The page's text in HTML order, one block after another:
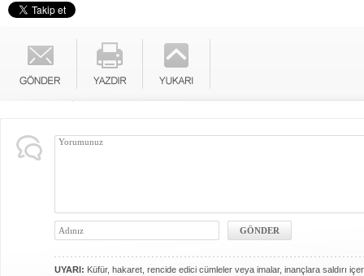
UYARI: Küfür, hakaret, rencide edici cümleler veya imalar, inançlara saldırı